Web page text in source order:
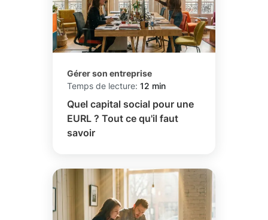
Gérer son entreprise
Temps de lecture: 12 min
Quel capital social pour une
EURL ? Tout ce qu'il faut
savoir